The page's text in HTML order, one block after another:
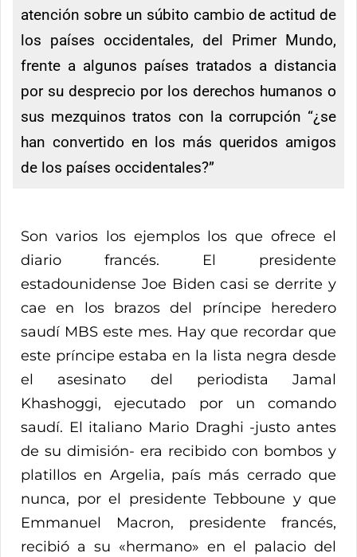
atención sobre un súbito cambio de actitud de
los países occidentales, del Primer Mundo,
frente a algunos países tratados a distancia
por su desprecio por los derechos humanos o
sus mezquinos tratos con la corrupción “¿se
han convertido en los más queridos amigos
de los países occidentales?”
Son varios los ejemplos los que ofrece el
diario francés. El presidente
estadounidense Joe Biden casi se derrite y
cae en los brazos del príncipe heredero
saudí MBS este mes. Hay que recordar que
este príncipe estaba en la lista negra desde
el asesinato del periodista Jamal
Khashoggi, ejecutado por un comando
saudí. El italiano Mario Draghi -justo antes
de su dimisión- era recibido con bombos y
platillos en Argelia, país más cerrado que
nunca, por el presidente Tebboune y que
Emmanuel Macron, presidente francés,
recibió a su «hermano» en el palacio del